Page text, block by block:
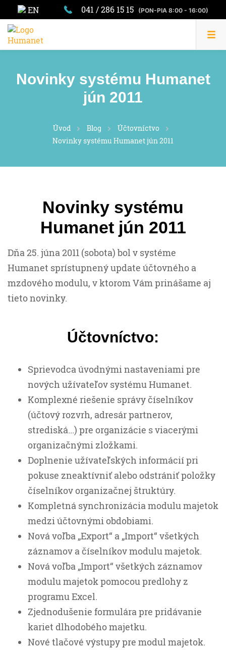
EN 041 / 286 15 15 (PON-PIA 8:00 - 16:00)
Novinky systému Humanet
jún 2011
Úvod Blog
Účtovníctvo
Novinky systému Humanet jún 2011
Novinky systému
Humanet jún 2011
Dňa 25. júna 2011 (sobota) bol v systéme
Humanet sprístupnený update účtovného a
mzdového modulu, v ktorom Vám prinášame aj
tieto novinky.
Účtovníctvo:
Sprievodca úvodnými nastaveniami pre
nových užívateľov systému Humanet.
Komplexné riešenie správy číselníkov
(účtový rozvrh, adresár partnerov,
strediská...) pre organizácie s viacerými
organizačnými zložkami.
Doplnenie užívateľských informácií pri
pokuse zneaktívniť alebo odstrániť položky
číselníkov organizačnej štruktúry.
Kompletná synchronizácia modulu majetok
medzi účtovnými obdobiami.
Nová voľba „Export“ a „Import“ všetkých
záznamov a číselníkov modulu majetok.
Nová voľba „Import“ všetkých záznamov
modulu majetok pomocou predlohy z
programu Excel.
Zjednodušenie formulára pre pridávanie
kariet dlhodobého majetku.
Nové tlačové výstupy pre modul majetok.